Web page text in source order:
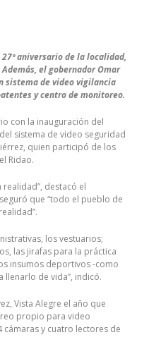
aniversario de la localidad,
el gobernador Omar
sistema de video vigilancia
y centro de monitoreo.
con la inauguración del
sistema de video seguridad
quien participó de los
Ridao.
realidad”, destacó el
que “todo el pueblo de
los vestuarios;
las jirafas para la práctica
insumos deportivos -como
llenarlo de vida”, indicó.
Vista Alegre el año que
propio para video
y cuatro lectores de